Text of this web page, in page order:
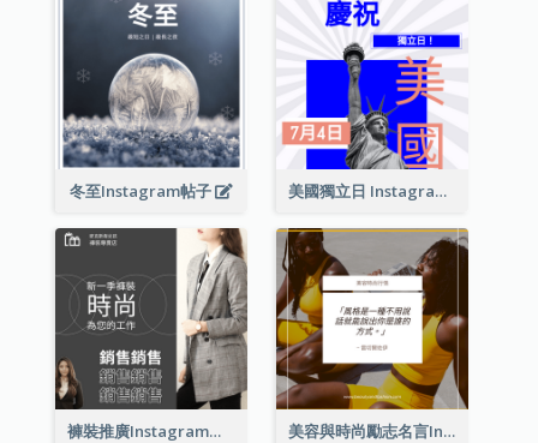
冬至Instagram帖子 美國獨立日 Instagram 帖子
褲裝推廣Instagram帖子 美容與時尚勵志名言Instagram帖子